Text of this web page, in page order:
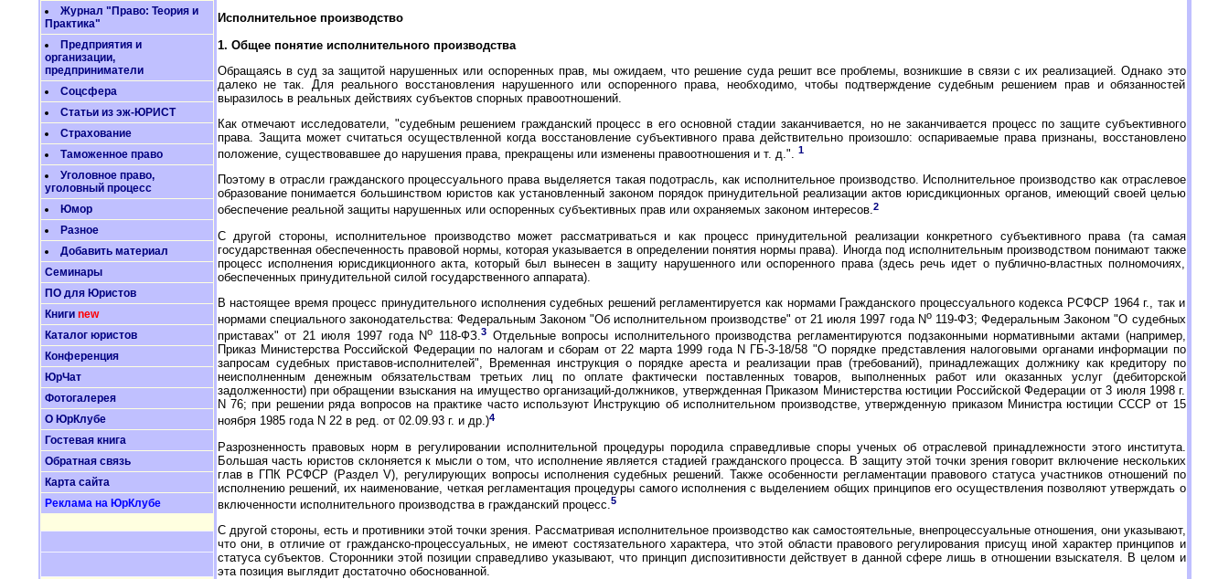
Журнал "Право: Теория и
Практика"
Предприятия и
организации,
предприниматели
Соцсфера
Статьи из эж-ЮРИСТ
Страхование
Таможенное право
Уголовное право,
уголовный процесс
Юмор
Разное
Добавить материал
Семинары
ПО для Юристов
Книги new
Каталог юристов
Конференция
ЮрЧат
Фотогалерея
О ЮрКлубе
Гостевая книга
Обратная связь
Карта сайта
Реклама на ЮрКлубе
Исполнительное производство
1. Общее понятие исполнительного производства
Обращаясь в суд за защитой нарушенных или оспоренных прав, мы ожидаем, что решение суда решит все проблемы, возникшие в связи с их реализацией. Однако это
далеко не так. Для реального восстановления нарушенного или оспоренного права, необходимо, чтобы подтверждение судебным решением прав и обязанностей
выразилось в реальных действиях субъектов спорных правоотношений.
Как отмечают исследователи, "судебным решением гражданский процесс в его основной стадии заканчивается, но не заканчивается процесс по защите субъективного
права. Защита может считаться осуществленной когда восстановление субъективного права действительно произошло: оспариваемые права признаны, восстановлено
положение, существовавшее до нарушения права, прекращены или изменены правоотношения и т. д.". 1
Поэтому в отрасли гражданского процессуального права выделяется такая подотрасль, как исполнительное производство. Исполнительное производство как отраслевое
образование понимается большинством юристов как установленный законом порядок принудительной реализации актов юрисдикционных органов, имеющий своей целью
обеспечение реальной защиты нарушенных или оспоренных субъективных прав или охраняемых законом интересов.2
С другой стороны, исполнительное производство может рассматриваться и как процесс принудительной реализации конкретного субъективного права (та самая
государственная обеспеченность правовой нормы, которая указывается в определении понятия нормы права). Иногда под исполнительным производством понимают также
процесс исполнения юрисдикционного акта, который был вынесен в защиту нарушенного или оспоренного права (здесь речь идет о публично-властных полномочиях,
обеспеченных принудительной силой государственного аппарата).
В настоящее время процесс принудительного исполнения судебных решений регламентируется как нормами Гражданского процессуального кодекса РСФСР 1964 г., так и
нормами специального законодательства: Федеральным Законом "Об исполнительном производстве" от 21 июля 1997 года No119-ФЗ; Федеральным Законом "О судебных
приставах" от 21 июля 1997 года No 118-ФЗ.3Отдельные вопросы исполнительного производства регламентируются подзаконными нормативными актами (например,
Приказ Министерства Российской Федерации по налогам и сборам от 22 марта 1999 года N ГБ-3-18/58 "О порядке представления налоговыми органами информации по
запросам судебных приставов-исполнителей", Временная инструкция о порядке ареста и реализации прав (требований), принадлежащих должнику как кредитору по
неисполненным денежным обязательствам третьих лиц по оплате фактически поставленных товаров, выполненных работ или оказанных услуг (дебиторской
задолженности) при обращении взыскания на имущество организаций-должников, утвержденная Приказом Министерства юстиции Российской Федерации от 3 июля 1998 г.
N 76; при решении ряда вопросов на практике часто используют Инструкцию об исполнительном производстве, утвержденную приказом Министра юстиции СССР от 15
ноября 1985 года N 22 в ред. от 02.09.93 г. и др.)4
Разрозненность правовых норм в регулировании исполнительной процедуры породила справедливые споры ученых об отраслевой принадлежности этого института.
Большая часть юристов склоняется к мысли о том, что исполнение является стадией гражданского процесса. В защиту этой точки зрения говорит включение нескольких
глав в ГПК РСФСР (Раздел V), регулирующих вопросы исполнения судебных решений. Также особенности регламентации правового статуса участников отношений по
исполнению решений, их наименование, четкая регламентация процедуры самого исполнения с выделением общих принципов его осуществления позволяют утверждать о
включенности исполнительного производства в гражданский процесс. 5
С другой стороны, есть и противники этой точки зрения. Рассматривая исполнительное производство как самостоятельные, внепроцессуальные отношения, они указывают,
что они, в отличие от гражданско-процессуальных, не имеют состязательного характера, что этой области правового регулирования присущ иной характер принципов и
статуса субъектов. Сторонники этой позиции справедливо указывают, что принцип диспозитивности действует в данной сфере лишь в отношении взыскателя. В целом и
эта позиция выглядит достаточно обоснованной.